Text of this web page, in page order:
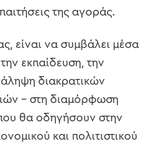
της αγοράς.
είναι να συμβάλει μέσα
εκπαίδευση, την
διακρατικών
– στη διαμόρφωση
θα οδηγήσουν στην
και πολιτιστικού